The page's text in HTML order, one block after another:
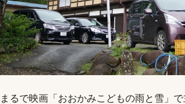
まるで映画「おおかみこどもの雨と雪」